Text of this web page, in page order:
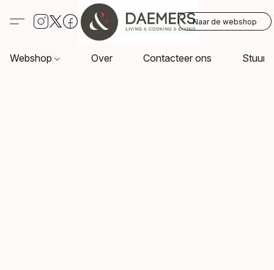
Naar de webshop
Webshop Over Contacteer ons Stuur